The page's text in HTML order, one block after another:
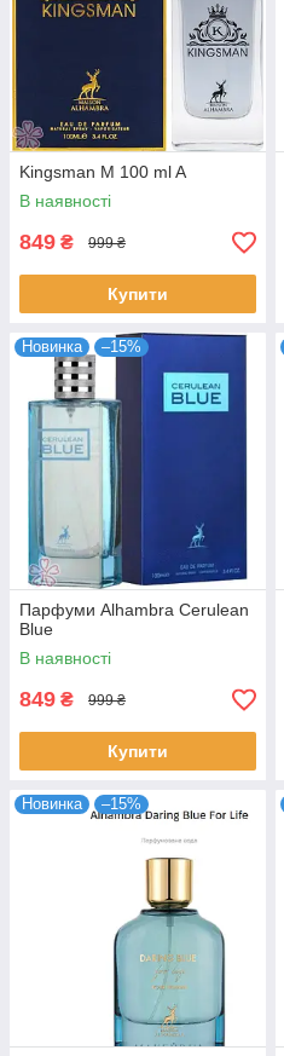
Kingsman M 100 ml A
В наявності
849 ₴ 999 ₴
Купити
Новинка –15%
Парфуми Alhambra Cerulean
Blue
В наявності
849 ₴ 999 ₴
Купити
Новинка –15%